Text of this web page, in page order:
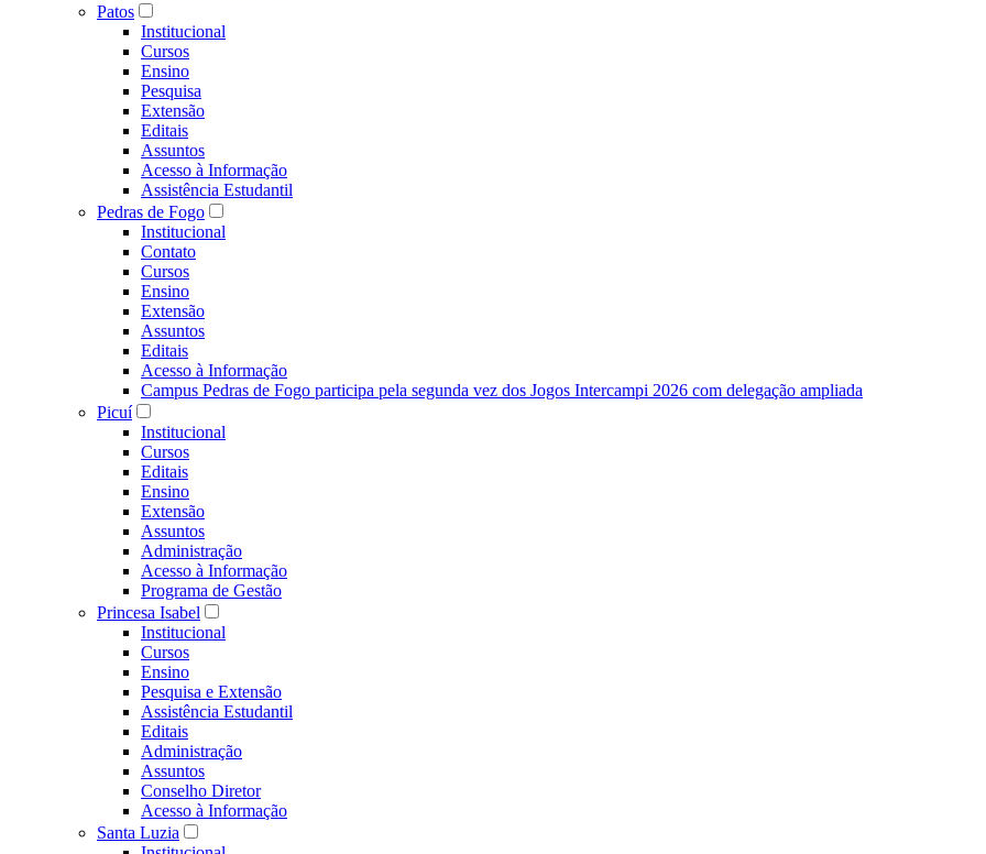
Patos
Institucional
Cursos
Ensino
Pesquisa
Extensão
Editais
Assuntos
Acesso à Informação
Assistência Estudantil
Pedras de Fogo
Institucional
Contato
Cursos
Ensino
Extensão
Assuntos
Editais
Acesso à Informação
Campus Pedras de Fogo participa pela segunda vez dos Jogos Intercampi 2026 com delegação ampliada
Picuí
Institucional
Cursos
Editais
Ensino
Extensão
Assuntos
Administração
Acesso à Informação
Programa de Gestão
Princesa Isabel
Institucional
Cursos
Ensino
Pesquisa e Extensão
Assistência Estudantil
Editais
Administração
Assuntos
Conselho Diretor
Acesso à Informação
Santa Luzia